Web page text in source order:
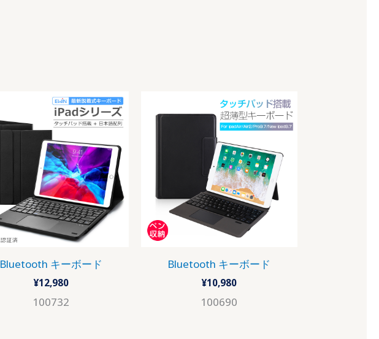
Bluetooth キーボード
¥12,980
100732
Bluetooth キーボード
¥10,980
100690